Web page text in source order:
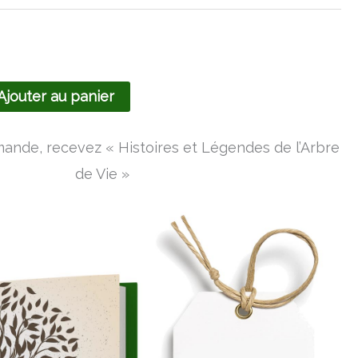
au panier
recevez « Histoires et Légendes de l’Arbre
de Vie »